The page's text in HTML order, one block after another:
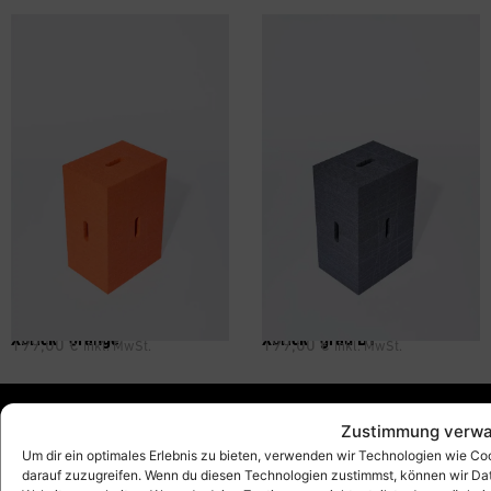
Zustimmung
Um dir ein optimales Erlebnis zu bieten, verwenden wir Technologien wie
darauf zuzugreifen. Wenn du diesen Technologien zustimmst, können wir
Xbrick® orange
199,00 € inkl. MwSt. Xbrick® grau B1
199,00 € inkl. MwSt.
Xbrick®
designed by wd3_spatial design